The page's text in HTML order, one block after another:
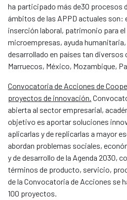
ha participado más de30 procesos
ámbitos de las APPD actuales son:
inserción laboral, patrimonio para
microempresas, ayuda
desarrollado en países tan
Marruecos, México, Mozambique,
Convocatoria de Acciones de
proyectos de innovación.
abierta al sector empresarial,
objetivo es aportar soluciones
aplicarlas y de replicarlas a mayor
abordan problemas sociales,
y de desarrollo de la Agenda 2030,
términos de producto, servicio,
de la Convocatoria de Acciones se
100 proyectos.